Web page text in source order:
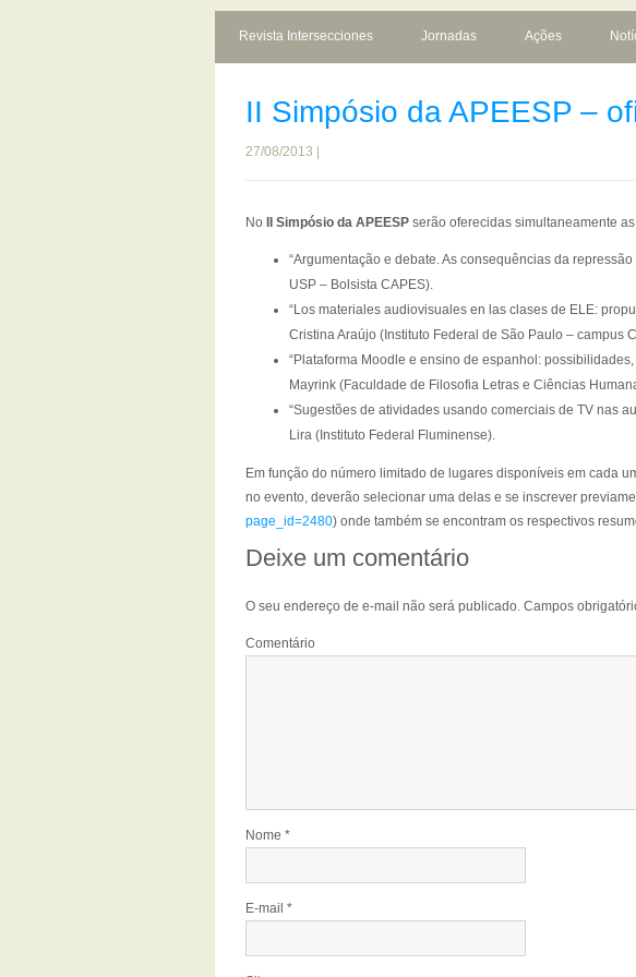
Revista Intersecciones Jornadas Ações
II Simpósio da APEESP –
27/08/2013 |
No II Simpósio da APEESP serão oferecidas simultaneamente
“Argumentação e debate. As consequências da
USP – Bolsista CAPES).
“Los materiales audiovisuales en las clases de ELE:
Cristina Araújo (Instituto Federal de São Paulo – campus
“Plataforma Moodle e ensino de espanhol:
Mayrink (Faculdade de Filosofia Letras e Ciências
“Sugestões de atividades usando comerciais de TV nas
Lira (Instituto Federal Fluminense).
Em função do número limitado de lugares disponíveis em cada
no evento, deverão selecionar uma delas e se inscrever
page_id=2480) onde também se encontram os respectivos
Deixe um comentário
O seu endereço de e-mail não será publicado. Campos
Comentário
Nome *
E-mail *